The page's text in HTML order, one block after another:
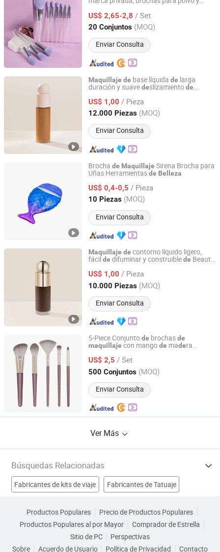
US$ 2,65-2,8 / Set
20 Conjuntos (MOQ)
Enviar Consulta
Hangzhou Ditong Biotechnology Co.,Ltd.
Zhejiang, China Desde 2024
Maquillaje de base líquida de larga
duración y suavedeslizamientode
US$ 1,00 / Pieza
12.000 Piezas (MOQ)
Enviar Consulta
Guangzhou Bo Xuan Ya Cosmetics Co., Ltd.
Guangdong, China Desde 2025
Brocha de Maquillaje Sirena Brocha para
Uñas Herramientasde Belleza
US$ 0,4-0,5 / Pieza
10 Piezas (MOQ)
Enviar Consulta
Shenzhen Enjesda Technology Co., Ltd.
Guangdong, China Desde 2025
Maquillaje de contorno líquido ligero,
fácilde difuminar y construiblede Beauty
US$ 1,00 / Pieza
10.000 Piezas (MOQ)
Enviar Consulta
Guangzhou Bo Xuan Ya Cosmetics Co., Ltd.
Guangdong, China Desde 2025
5-Piece Conjuntode brochasde
maquillaje con mangode madera
US$ 2,5 / Set
500 Conjuntos (MOQ)
Enviar Consulta
Guangzhou JinMeiYuan Cosmetics Co., Ltd.
Guangdong, China Desde 2023
Ver Más
Búsquedas Relacionadas
Fabricantes de kits de viaje Fabricantes de Tatuaje
Fabricantes de brocha de maquillaje belleza
Productos Populares
Precio de Productos Populares
Productos Populares al por Mayor
Comprador de Estrella
Sitio de PC
Perspectivas
Sobre
Acuerdo de Usuario Política de Privacidad Contacto